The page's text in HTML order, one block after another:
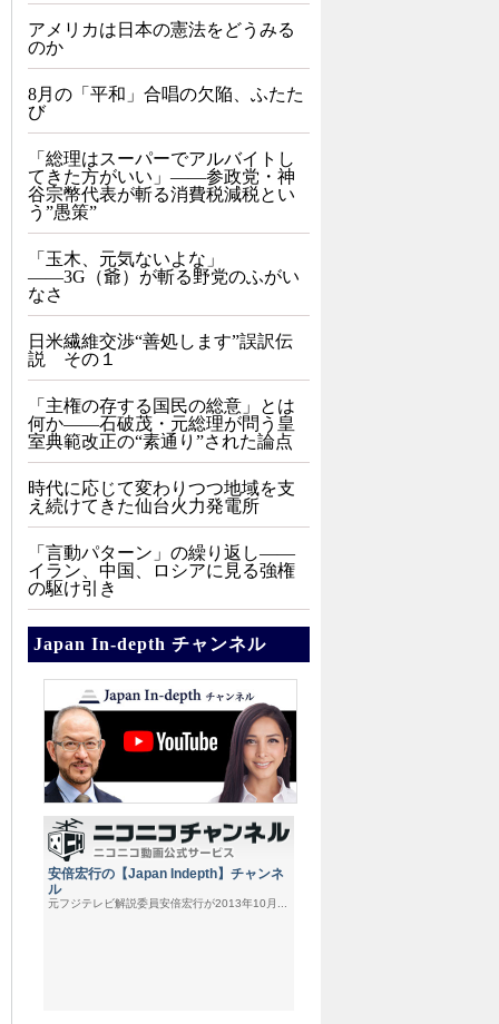
アメリカは日本の憲法をどうみる
のか
8月の「平和」合唱の欠陥、ふたた
び
「総理はスーパーでアルバイトし
てきた方がいい」――参政党・神
谷宗幣代表が斬る消費税減税とい
う”愚策”
「玉木、元気ないよな」
――3G（爺）が斬る野党のふがい
なさ
日米繊維交渉“善処します”誤訳伝
説 その１
「主権の存する国民の総意」とは
何か――石破茂・元総理が問う皇
室典範改正の“素通り”された論点
時代に応じて変わりつつ地域を支
え続けてきた仙台火力発電所
「言動パターン」の繰り返し――
イラン、中国、ロシアに見る強権
の駆け引き
Japan In-depth チャンネル